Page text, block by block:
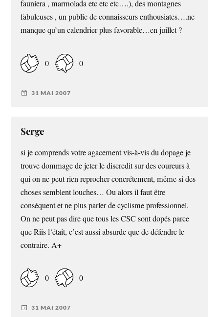
fauniera , marmolada etc etc etc….), des montagnes
fabuleuses , un public de connaisseurs enthousiates….ne
manque qu’un calendrier plus favorable…en juillet ?
0 0
31 MAI 2007
Serge
si je comprends votre agacement vis-à-vis du dopage je
trouve dommage de jeter le discredit sur des coureurs à
qui on ne peut rien reprocher concrétement, même si des
choses semblent louches… Ou alors il faut être
conséquent et ne plus parler de cyclisme professionnel.
On ne peut pas dire que tous lesCSC sont dopés parce
que Riis l‘était, c’est aussi absurde que de défendre le
contraire. A+
0 0
31 MAI 2007